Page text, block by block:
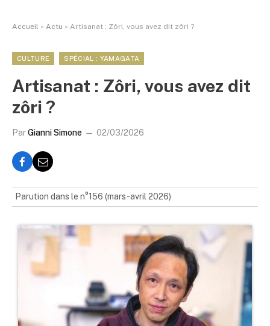
Accueil » Actu » Artisanat : Zôri, vous avez dit zôri ?
CULTURE SPÉCIAL : YAMAGATA
Artisanat : Zôri, vous avez dit
zôri ?
ParGianni Simone 02/03/2026
Parution dans le n°156 (mars-avril 2026)